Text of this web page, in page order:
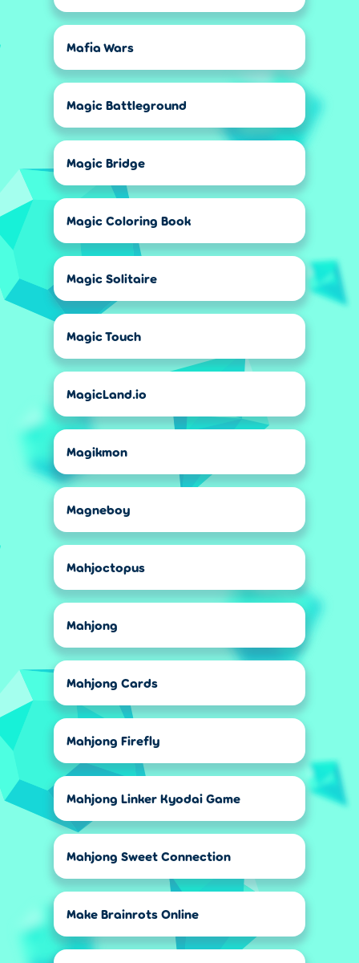
Mafia Wars
Magic Battleground
Magic Bridge
Magic Coloring Book
Magic Solitaire
Magic Touch
MagicLand.io
Magikmon
Magneboy
Mahjoctopus
Mahjong
Mahjong Cards
Mahjong Firefly
Mahjong Linker Kyodai Game
Mahjong Sweet Connection
Make Brainrots Online